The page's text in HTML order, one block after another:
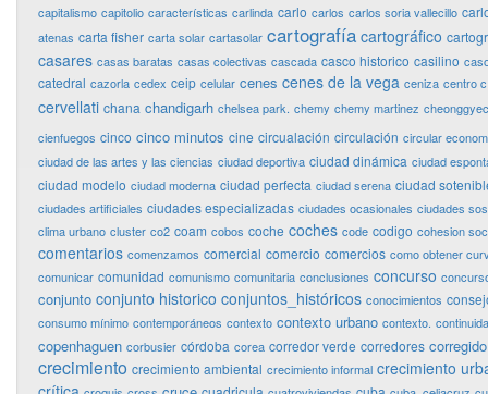
capitalismo capitolio características carlinda carlo carlos carlos soria vallecillo
atenas carta fisher carta solar cartasolar cartografía cartográfico
casares casas baratas casas colectivas cascada casco historico casilino
catedral cazorla cedex ceip celular cenes cenes de la vega ceniza centro
cervellati chana chandigarh chelsea park. chemy chemy martinez
cienfuegos cinco cinco minutos cine circualación circulación circular
ciudad de las artes y las ciencias ciudad deportiva ciudad dinámica ciudad
ciudad modelo ciudad moderna ciudad perfecta ciudad serena ciudad
ciudades artificiales ciudades especializadas ciudades ocasionales ciudades
clima urbano cluster co2 coam cobos coche coches code codigo cohesion
comentarios comenzamos comercial comercio comercios como obtener
comunicar comunidad comunismo comunitaria conclusiones concurso
conjunto conjunto historico conjuntos_históricos conocimientos
consumo mínimo contemporáneos contexto contexto urbano contexto.
copenhaguen corbusier córdoba corea corredor verde corredores corregido
crecimiento crecimiento ambiental crecimiento informal crecimiento